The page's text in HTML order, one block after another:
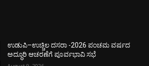
ಉಡುಪಿ–ಉಚ್ಚಿಲ ದಸರಾ -2026 ಪಂಚಮ ವರ್ಷದ
ಅದ್ಧೂರಿ ಆಚರಣೆಗೆ ಪೂರ್ವಭಾವಿ ಸಭೆ